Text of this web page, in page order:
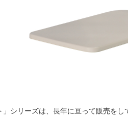
シリーズは、長年に亘って販売を